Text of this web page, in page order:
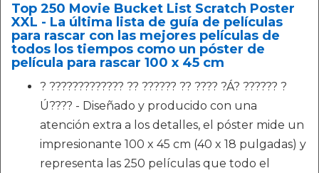
Top 250 Movie Bucket List Scratch Poster
XXL - La última lista de guía de películas
para rascar con las mejores películas de
todos los tiempos como un póster de
película para rascar 100 x 45 cm
? ????????????? ?? ?????? ?? ???? ?Á? ?????? ?
Ú???? - Diseñado y producido con una
atención extra a los detalles, el póster mide un
impresionante 100 x 45 cm (40 x 18 pulgadas) y
representa las 250 películas que todo el